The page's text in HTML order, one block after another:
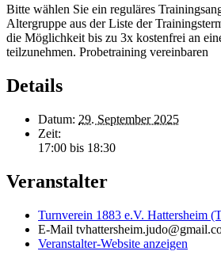
Bitte wählen Sie ein reguläres
Altergruppe aus der Liste der
die Möglichkeit bis zu 3x kostenfrei an
teilzunehmen. Probetraining vereinbaren
Details
Datum: 29. September 2025
Zeit:
17:00 bis 18:30
Veranstalter
Turnverein 1883 e.V. Hattersheim
E-Mail
Veranstalter-Website anzeigen